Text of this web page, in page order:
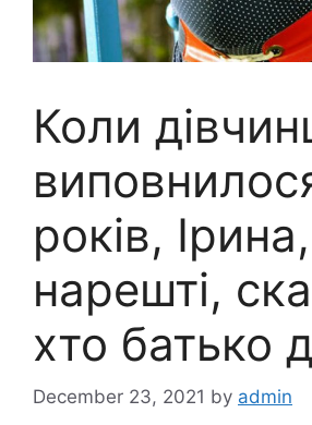
Коли
років, Ірина,
нарешті,
хто батько
December 23, 2021 by admin